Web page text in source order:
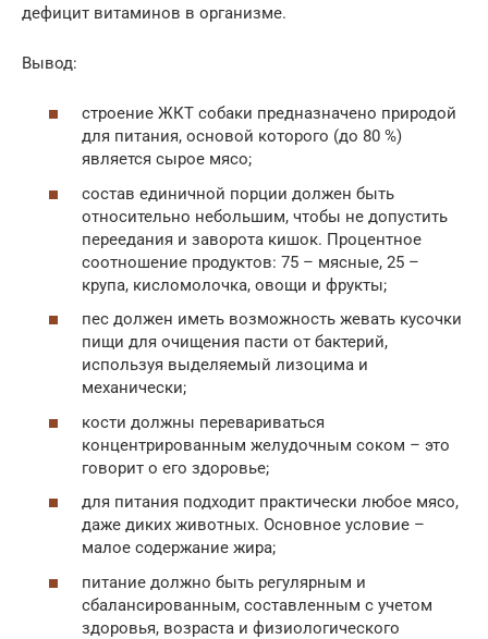
дефицит витаминов в организме.
Вывод:
строение ЖКТ собаки предназначено природой
для питания, основой которого (до 80 %)
является сырое мясо;
состав единичной порции должен быть
относительно небольшим, чтобы не допустить
переедания и заворота кишок. Процентное
соотношение продуктов: 75 – мясные, 25 –
крупа, кисломолочка, овощи и фрукты;
пес должен иметь возможность жевать кусочки
пищи для очищения пасти от бактерий,
используя выделяемый лизоцима и
механически;
кости должны перевариваться
концентрированным желудочным соком – это
говорит о его здоровье;
для питания подходит практически любое мясо,
даже диких животных. Основное условие –
малое содержание жира;
питание должно быть регулярным и
сбалансированным, составленным с учетом
здоровья, возраста и физиологического